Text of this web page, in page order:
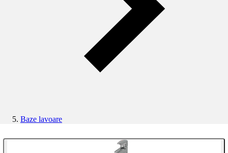
Baze lavoare